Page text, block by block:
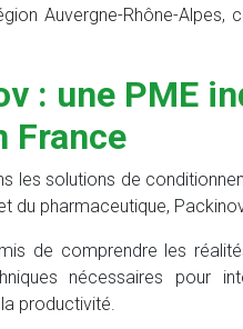
Auvergne-Rhône-
: une PME
France
les solutions de
du pharmaceutique,
de comprendre les
nécessaires pour
productivité.